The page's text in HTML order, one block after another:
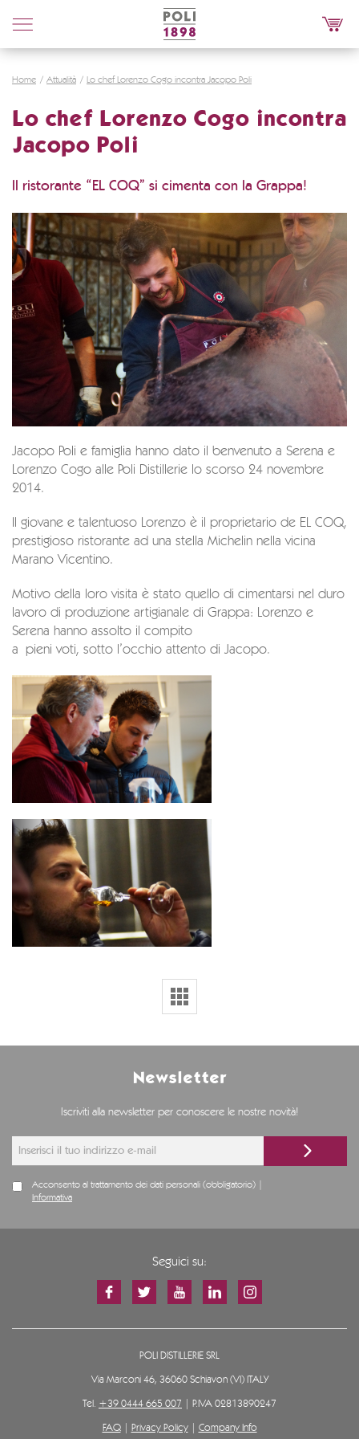
Poli
Distillerie
Home Attualità Lo chef Lorenzo Cogo incontra Jacopo Poli
Lo chef Lorenzo Cogo incontra
Jacopo Poli
Il ristorante “EL COQ” si cimenta con la Grappa!
Jacopo Poli e famiglia hanno dato il benvenuto a Serena e
Lorenzo Cogo alle Poli Distillerie lo scorso 24 novembre
2014.
Il giovane e talentuoso Lorenzo è il proprietario de EL COQ,
prestigioso ristorante ad una stella Michelin nella vicina
Marano Vicentino.
Motivo della loro visita è stato quello di cimentarsi nel duro
lavoro di produzione artigianale di Grappa: Lorenzo e
Serena hanno assolto il compito
a pieni voti, sotto l’occhio attento di Jacopo.
Newsletter
Iscriviti alla newsletter per conoscere le nostre novità!
Acconsento al trattamento dei dati personali (obbligatorio) |
Informativa
Seguici su:
POLI DISTILLERIE SRL
Via Marconi 46, 36060 Schiavon (VI) ITALY
Tel. +39 0444 665 007 | P.IVA 02813890247
FAQ| Privacy Policy| Company Info